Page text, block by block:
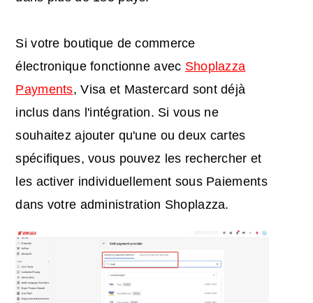
Si votre boutique de commerce
électronique fonctionne avec Shoplazza
Payments, Visa et Mastercard sont déjà
inclus dans l'intégration. Si vous ne
souhaitez ajouter qu'une ou deux cartes
spécifiques, vous pouvez les rechercher et
les activer individuellement sous Paiements
dans votre administration Shoplazza.